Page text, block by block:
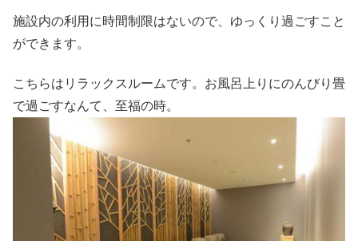
施設内の利用に時間制限はないので、ゆっくり過ごすこと
ができます。
こちらはリラックスルームです。お風呂上りにのんびり畳
で過ごすなんて、至福の時。